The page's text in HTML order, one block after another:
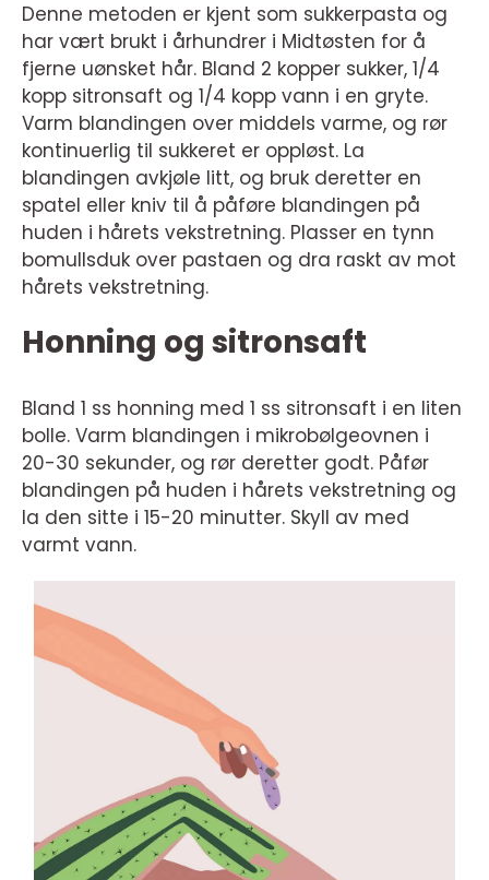
Denne metoden er kjent som sukkerpasta og
har vært brukt i århundrer i Midtøsten for å
fjerne uønsket hår. Bland 2 kopper sukker, 1/4
kopp sitronsaft og 1/4 kopp vann i en gryte.
Varm blandingen over middels varme, og rør
kontinuerlig til sukkeret er oppløst. La
blandingen avkjøle litt, og bruk deretter en
spatel eller kniv til å påføre blandingen på
huden i hårets vekstretning. Plasser en tynn
bomullsduk over pastaen og dra raskt av mot
hårets vekstretning.
Honning og sitronsaft
Bland 1 ss honning med 1 ss sitronsaft i en liten
bolle. Varm blandingen i mikrobølgeovnen i
20-30 sekunder, og rør deretter godt. Påfør
blandingen på huden i hårets vekstretning og
la den sitte i 15-20 minutter. Skyll av med
varmt vann.